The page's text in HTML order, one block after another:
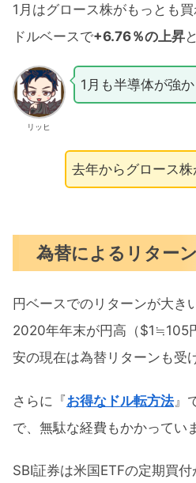
1月はグロース株がもっとも
ドルベースで+6.76％の上昇
リッヒ
1月も半導体が強
去年からグロース株
為替によるリターン
円ベースでのリターンが大き
2020年年末が円高（$1≒105
安の現在は為替リターンも受
さらに『お得なドル転方法』
で、無駄な経費もかかってい
SBI証券は米国ETFの定期買